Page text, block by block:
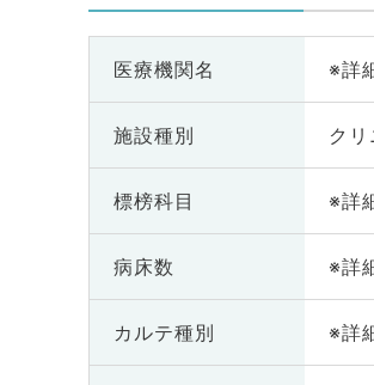
医療機関名 ※詳
施設種別 ク
標榜科目 ※詳
病床数 ※詳
カルテ種別 ※詳